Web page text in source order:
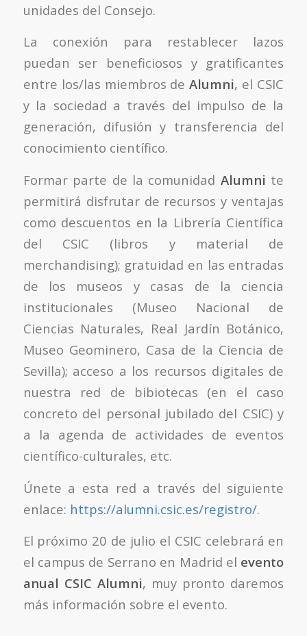
unidades del Consejo.
La conexión para restablecer lazos
puedan ser beneficiosos y gratificantes
entre los/las miembros deAlumni, el CSIC
y la sociedad a través del impulso de la
generación, difusión y transferencia del
conocimiento científico.
Formar parte de la comunidad Alumni te
permitirá disfrutar de recursos y ventajas
como descuentos en la Librería Científica
del CSIC (libros y material de
merchandising); gratuidad en las entradas
de los museos y casas de la ciencia
institucionales (Museo Nacional de
Ciencias Naturales, Real Jardín Botánico,
Museo Geominero, Casa de la Ciencia de
Sevilla); acceso a los recursos digitales de
nuestra red de bibiotecas (en el caso
concreto del personal jubilado del CSIC) y
a la agenda de actividades de eventos
científico-culturales, etc.
Únete a esta red a través del siguiente
enlace: https://alumni.csic.es/registro/.
El próximo 20 de julio el CSIC celebrará en
el campus de Serrano en Madrid el evento
anual CSIC Alumni, muy pronto daremos
más información sobre el evento.